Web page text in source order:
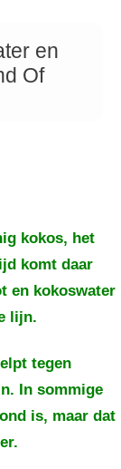
en
Of
kokos, het
komt daar
en kokoswater
lijn.
tegen
In sommige
is, maar dat